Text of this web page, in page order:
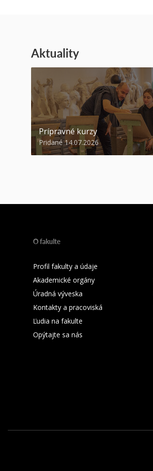
Aktuality
Prípravné kurzy
Pridané 14.07.2026
O fakulte
Profil fakulty a údaje
Akademické orgány
Úradná výveska
Kontakty a pracoviská
Ľudia na fakulte
Opýtajte sa nás